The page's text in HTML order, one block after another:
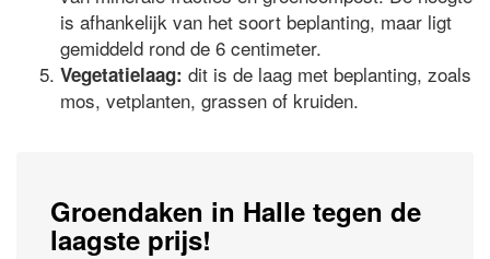
is afhankelijk van het soort beplanting, maar ligt
gemiddeld rond de 6 centimeter.
Vegetatielaag: dit is de laag met beplanting, zoals
mos, vetplanten, grassen of kruiden.
Groendaken in Halle tegen de
laagste prijs!